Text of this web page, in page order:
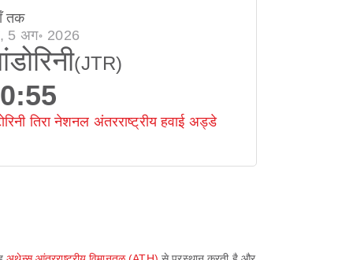
तक
5 अग॰ 2026
(JTR)
तिरा नेशनल अंतरराष्ट्रीय हवाई अड्डे